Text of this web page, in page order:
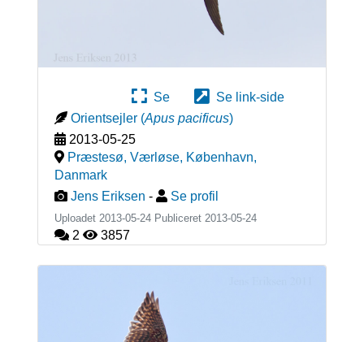
Se
Se link-side
Orientsejler (Apus pacificus)
2013-05-25
Præstesø, Værløse, København,
Danmark
Jens Eriksen - Se profil
Uploadet 2013-05-24 Publiceret 2013-05-24
2 3857